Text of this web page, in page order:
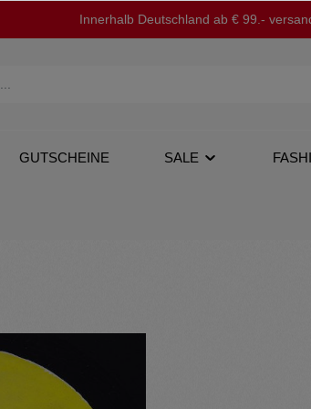
Innerhalb Deutschland ab € 99.-
GUTSCHEINE SALE